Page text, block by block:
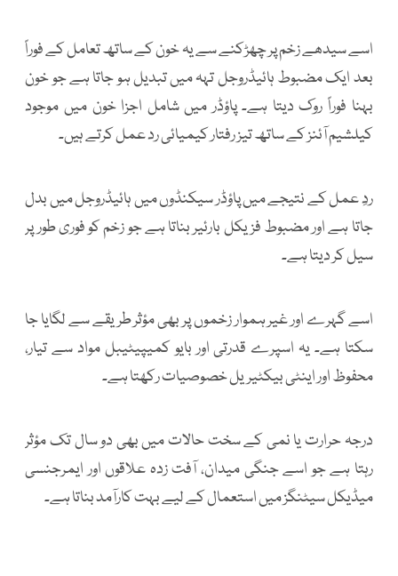
اسے سیدھے زخم پر چھڑکنے سے یہ خون کے ساتھ تعامل کے فوراً
بعد ایک مضبوط ہائیڈروجل تہہ میں تبدیل ہو جاتا ہے جو خون
بہنا فوراً روک دیتا ہے۔ پاؤڈر میں شامل اجزا خون میں موجود
کیلشیم آئنز کے ساتھ تیز رفتار کیمیائی رد عمل کرتے ہیں۔
ردِ عمل کے نتیجے میں پاؤڈر سیکنڈوں میں ہائیڈروجل میں بدل
جاتا ہے اور مضبوط فزیکل بارئیر بناتا ہے جو زخم کو فوری طور پر
سیل کر دیتا ہے۔
اسے گہرے اور غیر ہموار زخموں پر بھی مؤثر طریقے سے لگایا جا
سکتا ہے۔ یہ اسپرے قدرتی اور بایو کمیپیٹیبل مواد سے تیار،
محفوظ اور اینٹی بیکٹیریل خصوصیات رکھتا ہے۔
درجہ حرارت یا نمی کے سخت حالات میں بھی دو سال تک مؤثر
رہتا ہے جو اسے جنگی میدان، آفت زدہ علاقوں اور ایمرجنسی
میڈیکل سیٹنگز میں استعمال کے لیے بہت کارآمد بناتا ہے۔